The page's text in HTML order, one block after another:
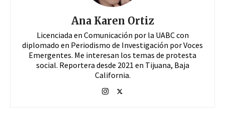
Ana Karen Ortiz
Licenciada en Comunicación por la UABC con
diplomado en Periodismo de Investigación por Voces
Emergentes. Me interesan los temas de protesta
social. Reportera desde 2021 en Tijuana, Baja
California.